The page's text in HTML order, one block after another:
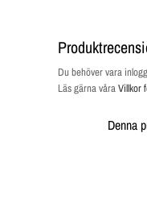
Du behöver vara
Läs gärna våraVillkor
Denna